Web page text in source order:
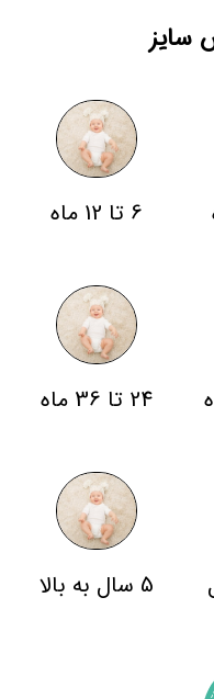
6 تا 12 ماه
24 تا 36 ماه
5 سال به بالا
سایز